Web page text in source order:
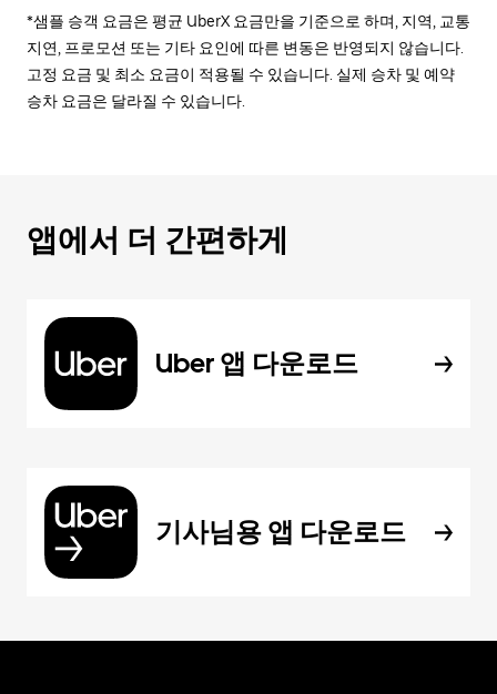
*샘플 승객 요금은 평균 UberX 요금만을 기준으로 하며, 지역, 교통
지연, 프로모션 또는 기타 요인에 따른 변동은 반영되지 않습니다.
고정 요금 및 최소 요금이 적용될 수 있습니다. 실제 승차 및 예약
승차 요금은 달라질 수 있습니다.
앱에서 더 간편하게
Uber 앱 다운로드
기사님용 앱 다운로드